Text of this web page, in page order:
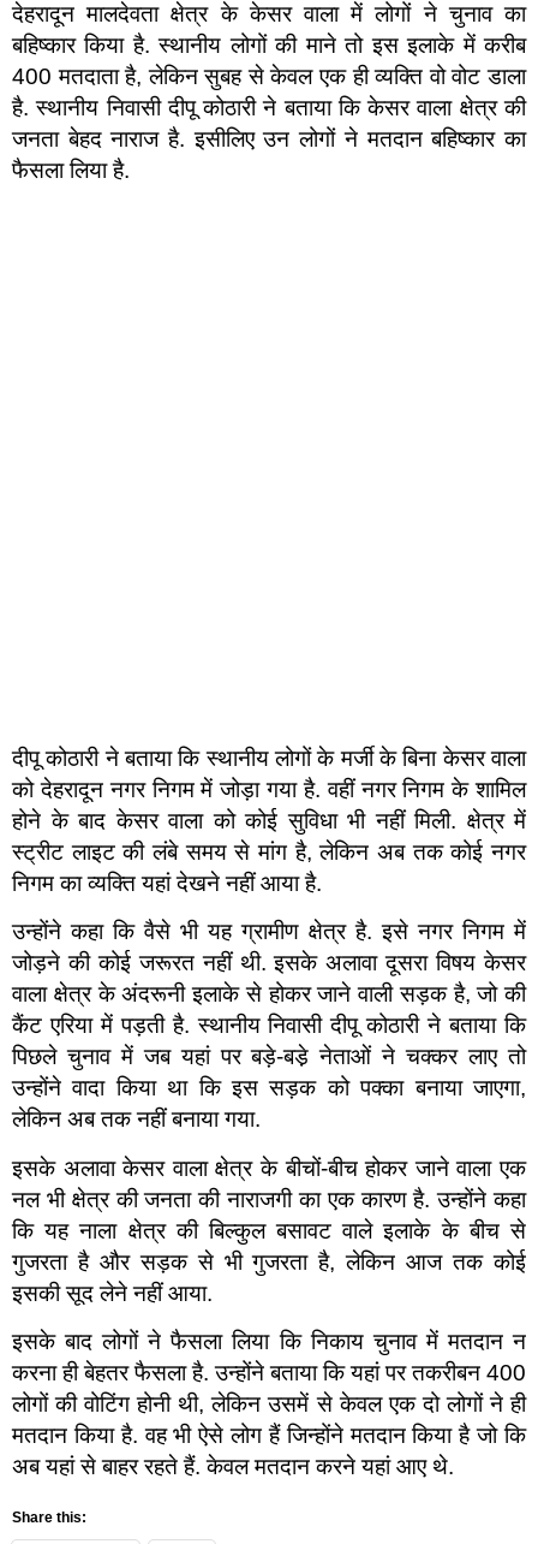
देहरादून मालदेवता क्षेत्र के केसर वाला में लोगों ने चुनाव का
बहिष्कार किया है. स्थानीय लोगों की माने तो इस इलाके में करीब
400 मतदाता है, लेकिन सुबह से केवल एक ही व्यक्ति वो वोट डाला
है. स्थानीय निवासी दीपू कोठारी ने बताया कि केसर वाला क्षेत्र की
जनता बेहद नाराज है. इसीलिए उन लोगों ने मतदान बहिष्कार का
फैसला लिया है.
दीपू कोठारी ने बताया कि स्थानीय लोगों के मर्जी के बिना केसर वाला
को देहरादून नगर निगम में जोड़ा गया है. वहीं नगर निगम के शामिल
होने के बाद केसर वाला को कोई सुविधा भी नहीं मिली. क्षेत्र में
स्ट्रीट लाइट की लंबे समय से मांग है, लेकिन अब तक कोई नगर
निगम का व्यक्ति यहां देखने नहीं आया है.
उन्होंने कहा कि वैसे भी यह ग्रामीण क्षेत्र है. इसे नगर निगम में
जोड़ने की कोई जरूरत नहीं थी. इसके अलावा दूसरा विषय केसर
वाला क्षेत्र के अंदरूनी इलाके से होकर जाने वाली सड़क है, जो की
कैंट एरिया में पड़ती है. स्थानीय निवासी दीपू कोठारी ने बताया कि
पिछले चुनाव में जब यहां पर बड़े-बडे़ नेताओं ने चक्कर लाए तो
उन्होंने वादा किया था कि इस सड़क को पक्का बनाया जाएगा,
लेकिन अब तक नहीं बनाया गया.
इसके अलावा केसर वाला क्षेत्र के बीचों-बीच होकर जाने वाला एक
नल भी क्षेत्र की जनता की नाराजगी का एक कारण है. उन्होंने कहा
कि यह नाला क्षेत्र की बिल्कुल बसावट वाले इलाके के बीच से
गुजरता है और सड़क से भी गुजरता है, लेकिन आज तक कोई
इसकी सूद लेने नहीं आया.
इसके बाद लोगों ने फैसला लिया कि निकाय चुनाव में मतदान न
करना ही बेहतर फैसला है. उन्होंने बताया कि यहां पर तकरीबन 400
लोगों की वोटिंग होनी थी, लेकिन उसमें से केवल एक दो लोगों ने ही
मतदान किया है. वह भी ऐसे लोग हैं जिन्होंने मतदान किया है जो कि
अब यहां से बाहर रहते हैं. केवल मतदान करने यहां आए थे.
Share this: